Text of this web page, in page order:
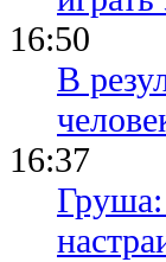
16:50
В
16:37
Груша: